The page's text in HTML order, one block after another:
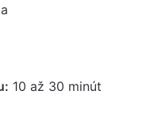
10 až 30 minút